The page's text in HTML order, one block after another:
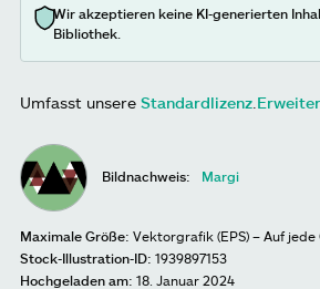
Wir akzeptieren keine KI-generierten
Bibliothek.
Umfasst unsere Standardlizenz
Bildnachweis: Margi
Maximale Größe: Vektorgrafik (EPS) – Auf
Stock-Illustration-ID: 1939897153
Hochgeladen am: 18. Januar 2024